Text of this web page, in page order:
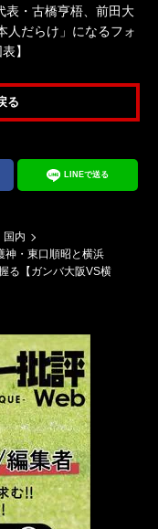
表・古橋亨梧、前田大
人だらけ」になるフォ
】
る
LINEで送る
国内
神・東口順昭と横浜
る【ガンバ大阪VS横